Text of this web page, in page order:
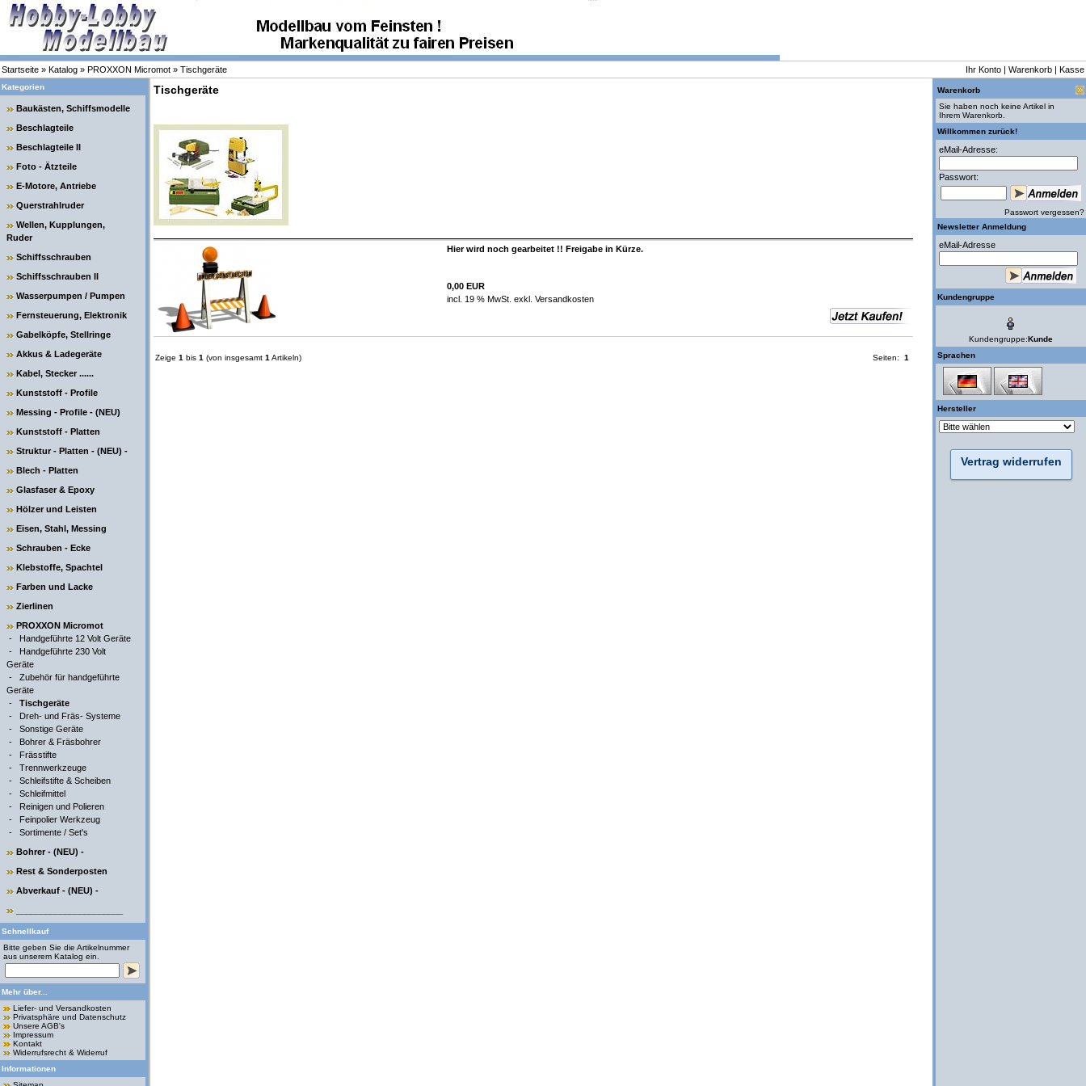
Startseite » Katalog » PROXXON Micromot » Tischgeräte Ihr Konto | Warenkorb | Kasse
Kategorien
Baukästen, Schiffsmodelle
Beschlagteile
Beschlagteile II
Foto - Ätzteile
E-Motore, Antriebe
Querstrahlruder
Wellen, Kupplungen,
Ruder
Schiffsschrauben
Schiffsschrauben II
Wasserpumpen / Pumpen
Fernsteuerung, Elektronik
Gabelköpfe, Stellringe
Akkus & Ladegeräte
Kabel, Stecker ......
Kunststoff - Profile
Messing - Profile - (NEU)
Kunststoff - Platten
Struktur - Platten - (NEU) -
Blech - Platten
Glasfaser & Epoxy
Hölzer und Leisten
Eisen, Stahl, Messing
Schrauben - Ecke
Klebstoffe, Spachtel
Farben und Lacke
Zierlinen
PROXXON Micromot
- Handgeführte 12 Volt Geräte
- Handgeführte 230 Volt
Geräte
- Zubehör für handgeführte
Geräte
- Tischgeräte
- Dreh- und Fräs- Systeme
- Sonstige Geräte
- Bohrer & Fräsbohrer
- Frässtifte
- Trennwerkzeuge
- Schleifstifte & Scheiben
- Schleifmittel
- Reinigen und Polieren
- Feinpolier Werkzeug
- Sortimente / Set's
Bohrer - (NEU) -
Rest & Sonderposten
Abverkauf - (NEU) -
Schnellkauf
Bitte geben Sie die Artikelnummer
aus unserem Katalog ein.
Mehr über...
Liefer- und Versandkosten
Privatsphäre und Datenschutz
Unsere AGB's
Impressum
Kontakt
Widerrufsrecht & Widerruf
Informationen
Tischgeräte
Hier wird noch gearbeitet !! Freigabe in Kürze.
0,00 EUR
incl. 19 % MwSt. exkl. Versandkosten
Zeige 1 bis 1 (von insgesamt 1 Artikeln) Seiten: 1
Warenkorb
Sie haben noch keine Artikel in
Ihrem Warenkorb.
Willkommen zurück!
eMail-Adresse:
Passwort:
Passwort vergessen?
Newsletter Anmeldung
eMail-Adresse
Kundengruppe
Kundengruppe:Kunde
Sprachen
Hersteller
Vertrag widerrufen